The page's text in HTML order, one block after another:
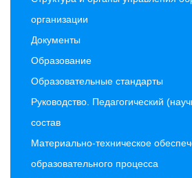
организации
Документы
Образование
Образовательные стандарты
Руководство. Педагогический
состав
Материально-техническое
образовательного процесса